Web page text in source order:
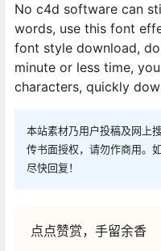
No c4d software can
words, use this font
font style download,
minute or less time,
characters, quickly
本站素材乃用户投稿及网上
传书面授权，请勿作商用。
尽快回复！
点点赞赏，手留余香